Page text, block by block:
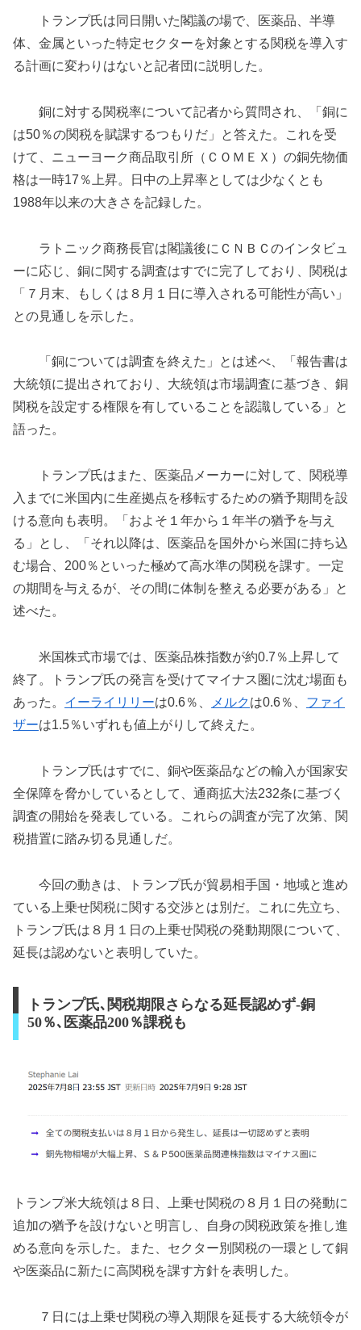
トランプ氏は同日開いた閣議の場で、医薬品、半導
体、金属といった特定セクターを対象とする関税を導入す
る計画に変わりはないと記者団に説明した。
銅に対する関税率について記者から質問され、「銅に
は50％の関税を賦課するつもりだ」と答えた。これを受
けて、ニューヨーク商品取引所（ＣＯＭＥＸ）の銅先物価
格は一時17％上昇。日中の上昇率としては少なくとも
1988年以来の大きさを記録した。
ラトニック商務長官は閣議後にＣＮＢＣのインタビュ
ーに応じ、銅に関する調査はすでに完了しており、関税は
「７月末、もしくは８月１日に導入される可能性が高い」
との見通しを示した。
「銅については調査を終えた」とは述べ、「報告書は
大統領に提出されており、大統領は市場調査に基づき、銅
関税を設定する権限を有していることを認識している」と
語った。
トランプ氏はまた、医薬品メーカーに対して、関税導
入までに米国内に生産拠点を移転するための猶予期間を設
ける意向も表明。「およそ１年から１年半の猶予を与え
る」とし、「それ以降は、医薬品を国外から米国に持ち込
む場合、200％といった極めて高水準の関税を課す。一定
の期間を与えるが、その間に体制を整える必要がある」と
述べた。
米国株式市場では、医薬品株指数が約0.7％上昇して
終了。トランプ氏の発言を受けてマイナス圏に沈む場面も
あった。 イーライリリーは0.6％、 メルクは0.6％、 ファイ
ザーは1.5％いずれも値上がりして終えた。
トランプ氏はすでに、銅や医薬品などの輸入が国家安
全保障を脅かしているとして、通商拡大法232条に基づく
調査の開始を発表している。これらの調査が完了次第、関
税措置に踏み切る見通しだ。
今回の動きは、トランプ氏が貿易相手国・地域と進め
ている上乗せ関税に関する交渉とは別だ。これに先立ち、
トランプ氏は８月１日の上乗せ関税の発動期限について、
延長は認めないと表明していた。
トランプ氏､関税期限さらなる延長認めず-銅
50％､医薬品200％課税も
トランプ米大統領は８日、上乗せ関税の８月１日の発動に
追加の猶予を設けないと明言し、自身の関税政策を推し進
める意向を示した。また、セクター別関税の一環として銅
や医薬品に新たに高関税を課す方針を表明した。
７日には上乗せ関税の導入期限を延長する大統領令が